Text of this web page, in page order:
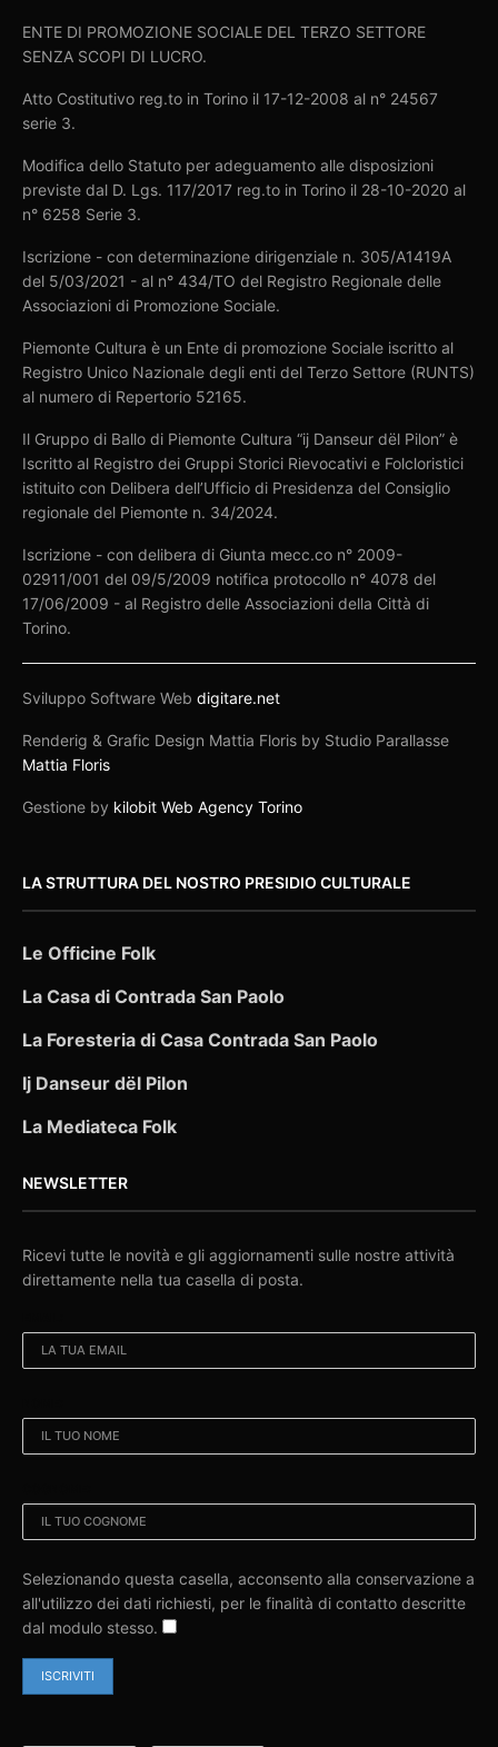
ENTE DI PROMOZIONE SOCIALE DEL TERZO SETTORE
SENZA SCOPI DI LUCRO.
Atto Costitutivo reg.to in Torino il 17-12-2008 al n° 24567
serie 3.
Modifica dello Statuto per adeguamento alle disposizioni
previste dal D. Lgs. 117/2017 reg.to in Torino il 28-10-2020 al
n° 6258 Serie 3.
Iscrizione - con determinazione dirigenziale n. 305/A1419A
del 5/03/2021 - al n° 434/TO del Registro Regionale delle
Associazioni di Promozione Sociale.
Piemonte Cultura è un Ente di promozione Sociale iscritto al
Registro Unico Nazionale degli enti del Terzo Settore (RUNTS)
al numero di Repertorio 52165.
Il Gruppo di Ballo di Piemonte Cultura “ij Danseur dël Pilon” è
Iscritto al Registro dei Gruppi Storici Rievocativi e Folcloristici
istituito con Delibera dell’Ufficio di Presidenza del Consiglio
regionale del Piemonte n. 34/2024.
Iscrizione - con delibera di Giunta mecc.co n° 2009-
02911/001 del 09/5/2009 notifica protocollo n° 4078 del
17/06/2009 - al Registro delle Associazioni della Città di
Torino.
Sviluppo Software Webdigitare.net
Renderig & Grafic Design Mattia Floris by Studio Parallasse
Mattia Floris
Gestione by kilobit Web Agency Torino
LA STRUTTURA DEL NOSTRO PRESIDIO CULTURALE
Le Officine Folk
La Casa di Contrada San Paolo
La Foresteria di Casa Contrada San Paolo
Ij Danseur dël Pilon
La Mediateca Folk
NEWSLETTER
Ricevi tutte le novità e gli aggiornamenti sulle nostre attività
direttamente nella tua casella di posta.
Selezionando questa casella, acconsento alla conservazione a
all'utilizzo dei dati richiesti, per le finalità di contatto descritte
dal modulo stesso.